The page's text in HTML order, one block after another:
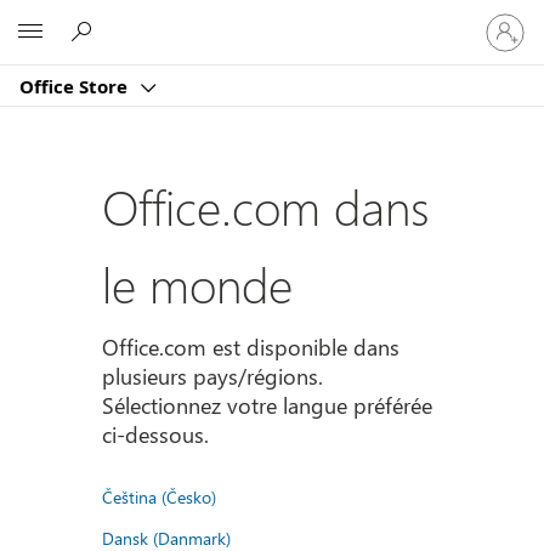
Office Store
vous
à
compte
Office.com dans
le monde
Office.com est disponible dans
plusieurs pays/régions.
Sélectionnez votre langue préférée
ci-dessous.
Čeština (Česko)
Dansk (Danmark)